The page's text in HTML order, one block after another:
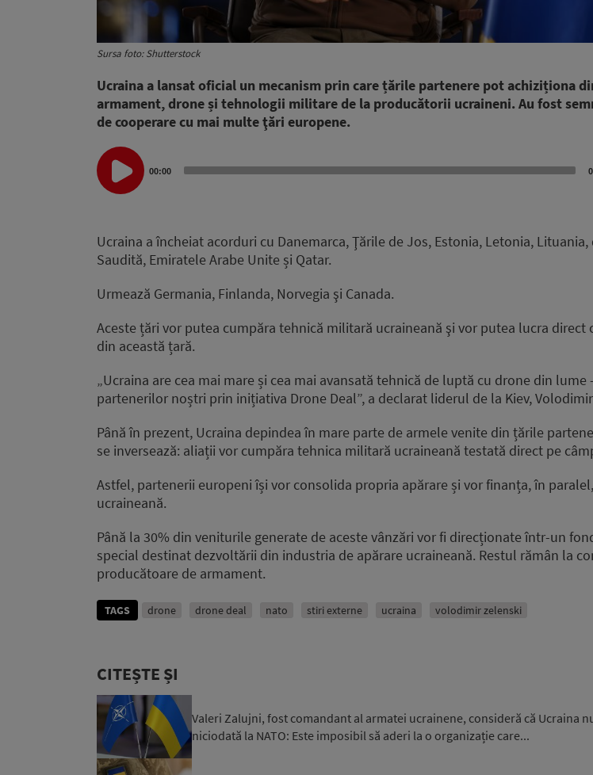
Sursa foto: Shutterstock
Ucraina a lansat oficial un mecanism prin care țările partenere pot achiziționa
armament, drone și tehnologii militare de la producătorii ucraineni.Au fost
de cooperare cu mai multe ţări europene.
Audio
Player
00:00
Ucraina a încheiat acorduri cu Danemarca, Ţările de Jos, Estonia, Letonia, Lituania,
Saudită, Emiratele Arabe Unite și Qatar.
Urmează Germania, Finlanda, Norvegia şi Canada.
Aceste țări vor putea cumpăra tehnică militară ucraineană şi vor putea lucra direct
din această țară.
„Ucraina are cea mai mare și cea mai avansată tehnică de luptă cu drone din lume
partenerilor noștri prin inițiativa Drone Deal”, a declarat liderul de la Kiev,
Până în prezent, Ucraina depindea în mare parte de armele venite din țările
se inversează: aliații vor cumpăra tehnica militară ucraineană testată direct pe
Astfel, partenerii europeni își vor consolida propria apărare și vor finanța, în
ucraineană.
Până la 30% din veniturile generate de aceste vânzări vor fi direcționate într-un
special destinat dezvoltării din industria de apărare ucraineană. Restul rămân la
producătoare de armament.
TAGS drone drone deal nato stiri externe ucraina volodimir zelenski
CITEȘTE ȘI
Valeri Zalujni, fost comandant al armatei ucrainene, consideră că Ucraina
niciodată la NATO: Este imposibil să aderi la o organizație care...